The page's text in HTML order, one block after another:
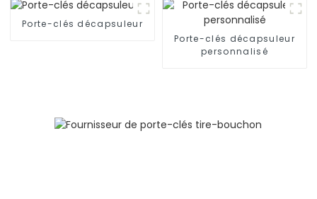
Porte-clés décapsuleur
Porte-clés décapsuleur
personnalisé